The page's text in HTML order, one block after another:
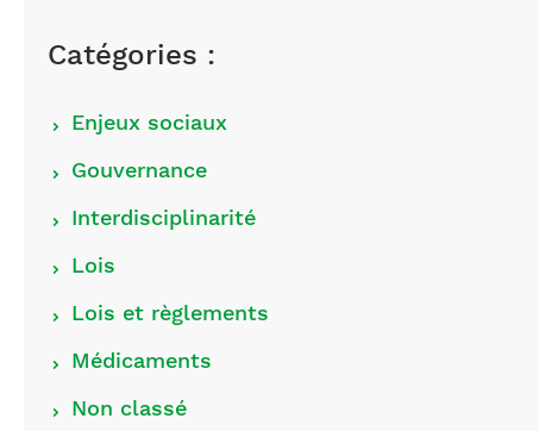
Catégories :
Choisir
catégories
Enjeux sociaux
Gouvernance
Interdisciplinarité
Lois
Lois et règlements
Médicaments
Non classé